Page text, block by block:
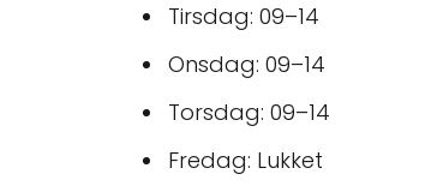
Tirsdag: 09–14
Onsdag: 09–14
Torsdag: 09–14
Fredag: Lukket